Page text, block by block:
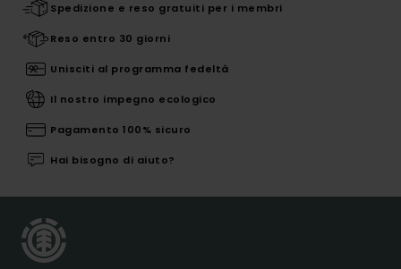
Spedizione e reso gratuiti per i membri
Reso entro 30 giorni
Unisciti al programma fedeltà
Il nostro impegno ecologico
Pagamento 100% sicuro
Hai bisogno di aiuto?